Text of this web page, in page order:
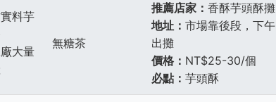
料芋
大量
無糖茶
推薦店家： 香酥芋頭酥攤
地址： 市場靠後段，下午
出攤
價格： NT$25-30/個
必點： 芋頭酥